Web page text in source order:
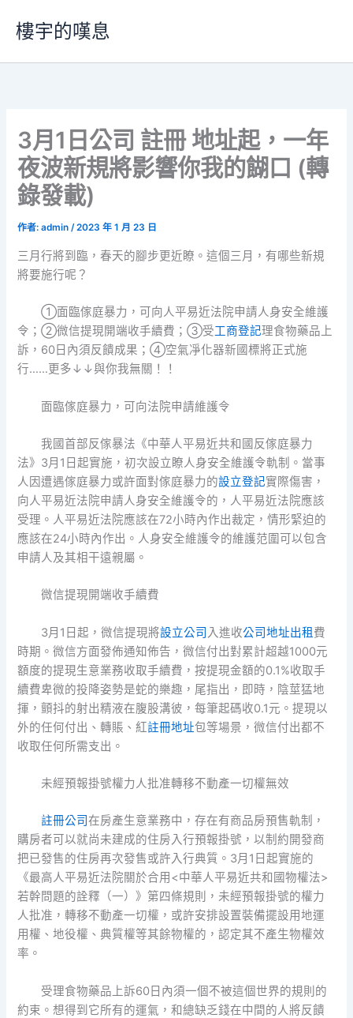
要
樓宇的嘆息
3月1日公司 註冊 地址起，一年
夜波新規將影響你我的餬口 (轉
錄發載)
作者:admin/2023 年 1 月 23 日
三月行將到臨，春天的腳步更近瞭。這個三月，有哪些新規
將要施行呢？
①面臨傢庭暴力，可向人平易近法院申請人身安全維護
令；②微信提現開端收手續費；③受工商登記理食物藥品上
訴，60日內須反饋成果；④空氣凈化器新國標將正式施
行……更多↓↓與你我無關！！
面臨傢庭暴力，可向法院申請維護令
我國首部反傢暴法《中華人平易近共和國反傢庭暴力
法》3月1日起實施，初次設立瞭人身安全維護令軌制。當事
人因遭遇傢庭暴力或許面對傢庭暴力的設立登記實際傷害，
向人平易近法院申請人身安全維護令的，人平易近法院應該
受理。人平易近法院應該在72小時內作出裁定，情形緊迫的
應該在24小時內作出。人身安全維護令的維護范圍可以包含
申請人及其相干遠親屬。
微信提現開端收手續費
3月1日起，微信提現將設立公司 入進收公司地址出租 費
時期。微信方面發佈通知佈告，微信付出對累計超越1000元
額度的提現生意業務收取手續費，按提現金額的0.1%收取手
續費卑微的投降姿勢是蛇的樂趣，尾指出，即時，陰莖猛地
揮，顫抖的射出精液在腹股溝彼，每筆起碼收0.1元。提現以
外的任何付出、轉賬、紅註冊地址包等場景，微信付出都不
收取任何所需支出。
未經預報掛號權力人批准轉移不動產一切權無效
註冊公司在房產生意業務中，存在有商品房預售軌制，
購房者可以就尚未建成的住房入行預報掛號，以制約開發商
把已發售的住房再次發售或許入行典質。3月1日起實施的
《最高人平易近法院關於合用<中華人平易近共和國物權法>
若幹問題的詮釋（一）》第四條規則，未經預報掛號的權力
人批准，轉移不動產一切權，或許安排設置裝備擺設用地運
用權、地役權、典質權等其餘物權的，認定其不產生物權效
率。
受理食物藥品上訴60日內須一個不被這個世界的規則的
約束。想得到它所有的運氣，和總缺乏錢在中間的人將反饋